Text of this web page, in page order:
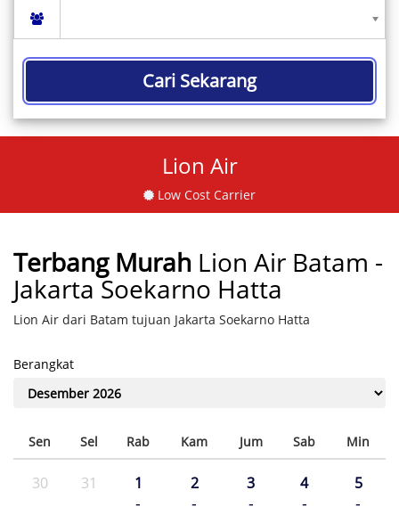
Cari Sekarang
Lion Air
Low Cost Carrier
Terbang Murah Lion Air Batam -
Jakarta Soekarno Hatta
Lion Air dari Batam tujuan Jakarta Soekarno Hatta
Berangkat
Sen Sel Rab Kam Jum Sab Min
30 31 1
-
2
-
3
-
4
-
5
-